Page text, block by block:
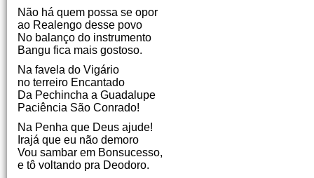
Não há quem possa se opor
ao Realengo desse povo
No balanço do instrumento
Bangu fica mais gostoso.
Na favela do Vigário
no terreiro Encantado
Da Pechincha a Guadalupe
Paciência São Conrado!
Na Penha que Deus ajude!
Irajá que eu não demoro
Vou sambar em Bonsucesso,
e tô voltando pra Deodoro.